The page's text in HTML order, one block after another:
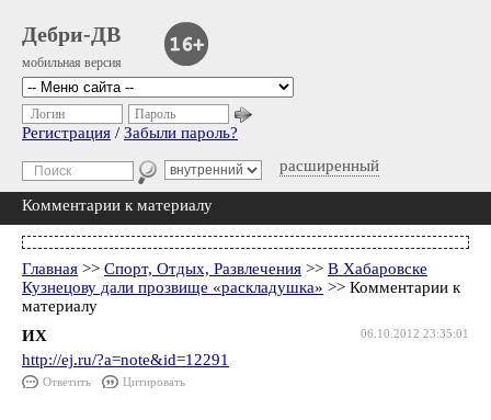
Дебри-ДВ
мобильная версия
расширенный
Логин Пароль
Регистрация / Забыли пароль?
Комментарии к материалу
Главная >> Спорт, Отдых, Развлечения >> В Хабаровске
Кузнецову дали прозвище «раскладушка» >> Комментарии к
материалу
06.10.2012 23:35:01
ИХ
http://ej.ru/?a=note&id=12291
Ответить Цитировать